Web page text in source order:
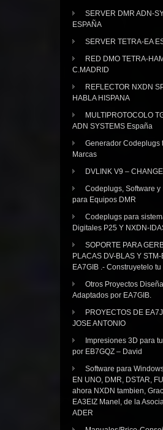
SERVER DMR ADN-
ESPAÑA
SERVER TETRA-EA
RED DMO TETRA-
C.MADRID
REFLECTOR NXDN
HABLA HISPANA
MULTIPROTOCOLO
ADN SYSTEMS España
Generador Codeplugs
Marcas
DVLINK V9 –
Codeplugs, Software y
para Equipos DMR
Codeplugs para
Digitales P25 Y NXDN-
SOPORTE PARA
PLACAS DV-BLAS Y
EA7GIB .- Construyetelo
Otros Proyectos
Adaptados por EA7GIB.
PROYECTOS DE
JOSE ANTONIO
Impresiones 3D para
por EB7GQZ – David
Software para
EN UNO, DMR, DSTAR,
ahora NXDN tambien,
EA3EIZ Manel, de la
ADER